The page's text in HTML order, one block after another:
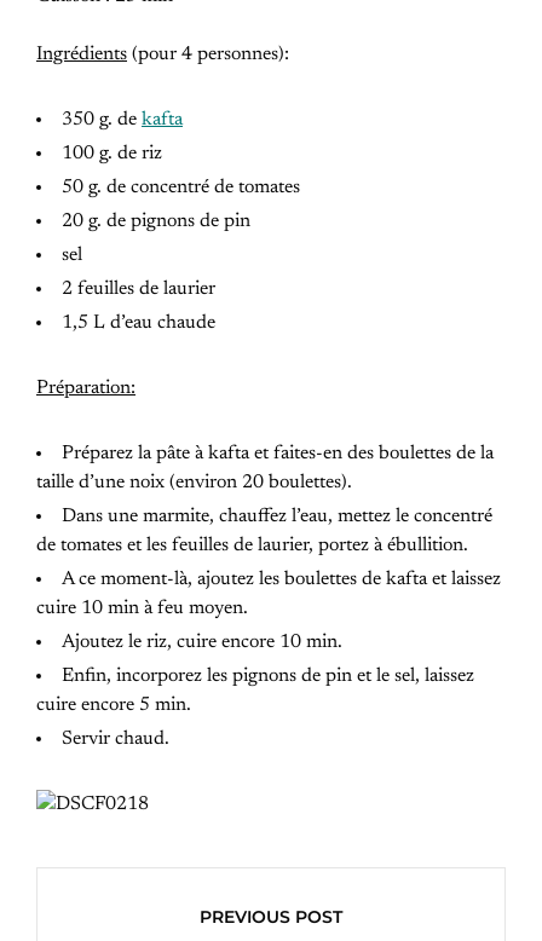
Ingrédients (pour 4 personnes):
350 g. de kafta
100 g. de riz
50 g. de concentré de tomates
20 g. de pignons de pin
sel
2 feuilles de laurier
1,5 L d’eau chaude
Préparation:
Préparez la pâte à kafta et faites-en des boulettes de la
taille d’une noix (environ 20 boulettes).
Dans une marmite, chauffez l’eau, mettez le concentré
de tomates et les feuilles de laurier, portez à ébullition.
A ce moment-là, ajoutez les boulettes de kafta et laissez
cuire 10 min à feu moyen.
Ajoutez le riz, cuire encore 10 min.
Enfin, incorporez les pignons de pin et le sel, laissez
cuire encore 5 min.
Servir chaud.
PREVIOUS POST